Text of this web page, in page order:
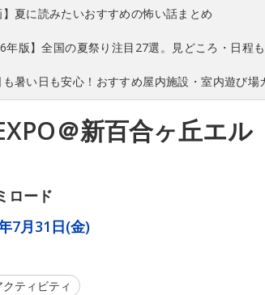
】夏に読みたいおすすめの怖い話まとめ
年版】全国の夏祭り注目27選。見どころ・日程も
暑い日も安心！おすすめ屋内施設・室内遊び場
＠新百合ヶ丘エル
ロード
7月31日(金)
ティビティ